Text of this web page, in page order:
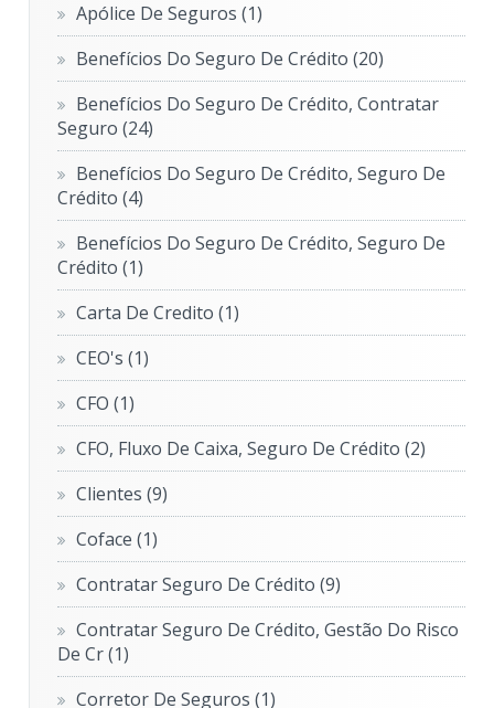
Apólice De Seguros(1)
Benefícios Do Seguro De Crédito(20)
Benefícios Do Seguro De Crédito, Contratar
Seguro(24)
Benefícios Do Seguro De Crédito, Seguro De
Crédito(4)
Benefícios Do Seguro De Crédito, Seguro De
Crédito(1)
Carta De Credito(1)
CEO's(1)
CFO(1)
CFO, Fluxo De Caixa, Seguro De Crédito(2)
Clientes(9)
Coface(1)
Contratar Seguro De Crédito(9)
Contratar Seguro De Crédito, Gestão Do Risco
De Cr(1)
Corretor De Seguros(1)